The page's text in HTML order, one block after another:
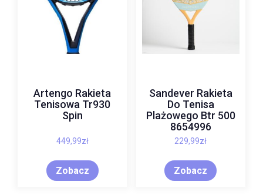
Artengo Rakieta
Tenisowa Tr930
Spin
449,99zł
Zobacz
Sandever Rakieta
Do Tenisa
Plażowego Btr 500
8654996
229,99zł
Zobacz